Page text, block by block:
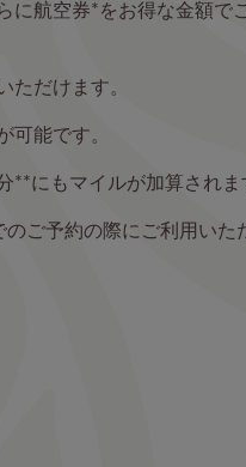
に航空券*をお得な金額で
ただけます。
可能です。
**にもマイルが加算されま
ご予約の際にご利用いた